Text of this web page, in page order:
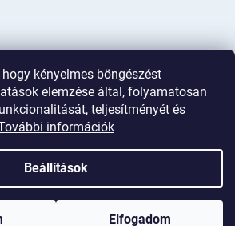
kényelmes böngészést
elemzése által, folyamatosan
teljesítményét és
információk
Beállítások
Elfogadom